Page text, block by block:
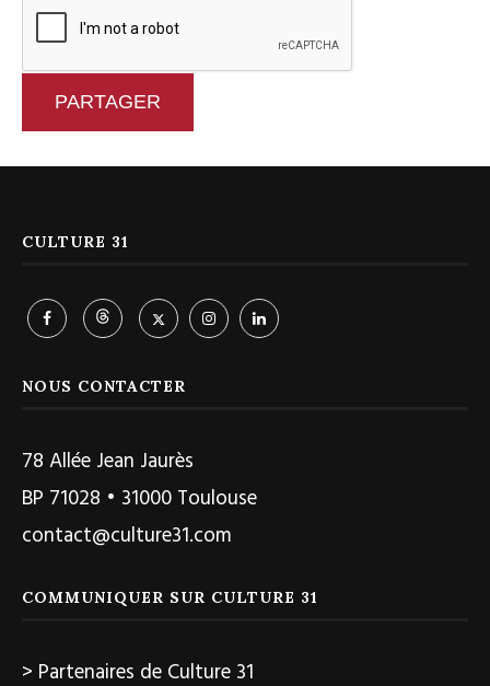
PARTAGER
CULTURE 31
NOUS CONTACTER
78 Allée Jean Jaurès
BP 71028 • 31000 Toulouse
contact@culture31.com
COMMUNIQUER SUR CULTURE 31
> Partenaires de Culture 31